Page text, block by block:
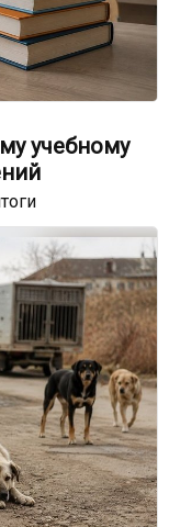
учебному